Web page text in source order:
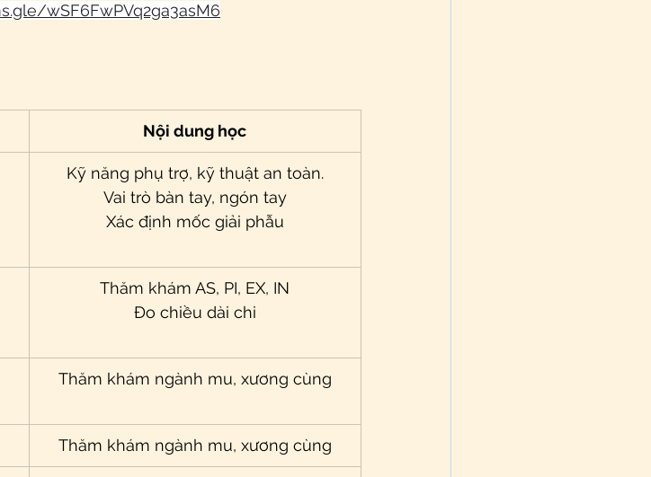
wSF6FwPVq2ga3asM6
Nội dung học
Kỹ năng phụ trợ, kỹ thuật an toàn.
Vai trò bàn tay, ngón tay
Xác định mốc giải phẫu
Thăm khám AS, PI, EX, IN
Đo chiều dài chi
Thăm khám ngành mu, xương cùng
Thăm khám ngành mu, xương cùng